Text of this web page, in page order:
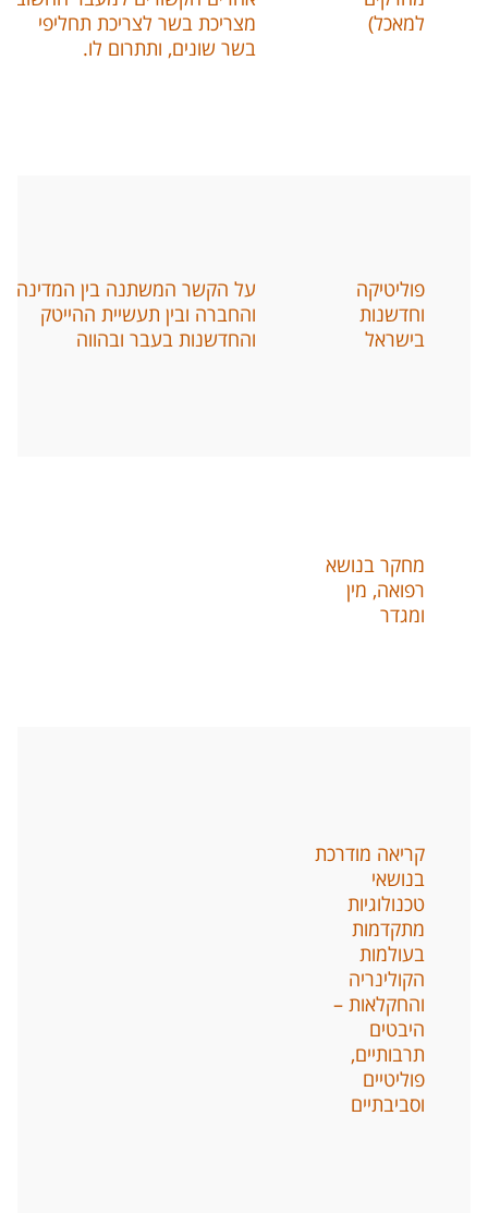
למאכל)
מצריכת בשר לצריכת תחליפי
בשר שונים, ותתרום לו.
פוליטיקה
וחדשנות
בישראל
על הקשר המשתנה בין המדינה
והחברה ובין תעשיית ההייטק
והחדשנות בעבר ובהווה
מחקר בנושא
רפואה, מין
ומגדר
קריאה מודרכת
בנושאי
טכנולוגיות
מתקדמות
בעולמות
הקולינריה
והחקלאות –
היבטים
תרבותיים,
פוליטיים
וסביבתיים